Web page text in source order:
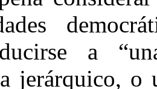
a
jerárquico,